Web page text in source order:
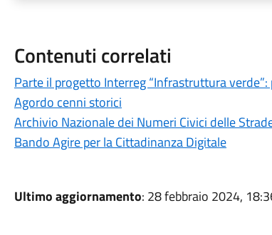
Contenuti correlati
Parte il progetto Interreg “Infrastruttura
Agordo cenni storici
Archivio Nazionale dei Numeri Civici delle
Bando Agire per la Cittadinanza Digitale
Ultimo aggiornamento: 28 febbraio 2024,